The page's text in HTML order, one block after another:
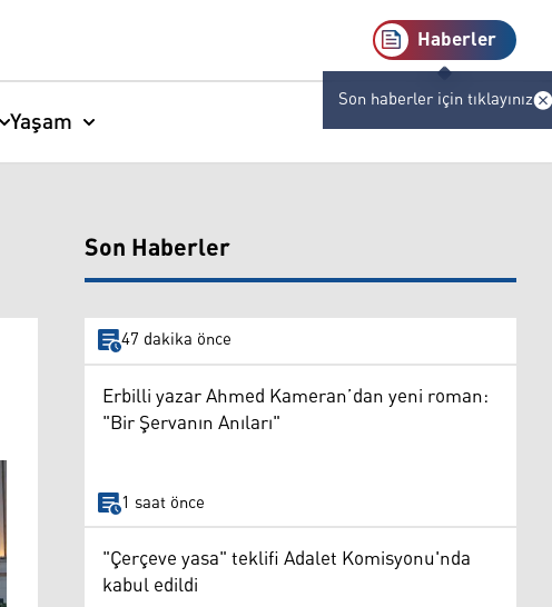
Haberler
Son haberler için tıklayınız
Yaşam
Son Haberler
47 dakika önce
Erbilli yazar Ahmed Kameran’dan yeni roman:
"Bir Şervanın Anıları"
1 saat önce
"Çerçeve yasa" teklifi Adalet Komisyonu'nda
kabul edildi